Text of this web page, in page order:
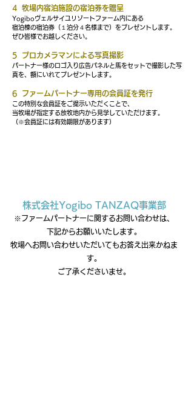
4 牧場内宿泊施設の宿泊券を贈呈
Yogiboヴェルサイユリゾートファーム内にある
宿泊棟の宿泊券（１泊分４名様まで）をプレゼントします。
ぜひ皆様でお越しください。
5 プロカメラマンによる写真撮影
パートナー様のロゴ入り広告パネルと馬をセットで撮影した写
真を、額にいれてプレゼントします。
6 ファームパートナー専用の会員証を発行
この特別な会員証をご提示いただくことで、
当牧場が指定する放牧地内から見学していただけます。
（※会員証には有効期限があります）
株式会社Yogibo TANZAQ事業部
※ファームパートナーに関するお問い合わせは、
下記からお願いいたします。
牧場へお問い合わせいただいてもお答え出来かねま
す。
ご了承くださいませ。